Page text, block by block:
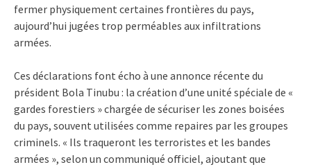
fermer physiquement certaines frontières du pays,
aujourd’hui jugées trop perméables aux infiltrations
armées.
Ces déclarations font écho à une annonce récente du
président Bola Tinubu : la création d’une unité spéciale de «
gardes forestiers » chargée de sécuriser les zones boisées
du pays, souvent utilisées comme repaires par les groupes
criminels. « Ils traqueront les terroristes et les bandes
armées », selon un communiqué officiel, ajoutant que